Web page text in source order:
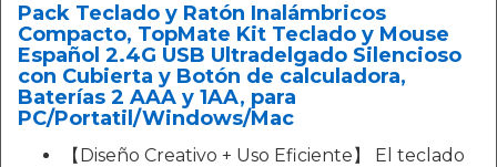
Pack Teclado y Ratón Inalámbricos
Compacto, TopMate Kit Teclado y Mouse
Español 2.4G USB Ultradelgado Silencioso
con Cubierta y Botón de calculadora,
Baterías 2 AAA y 1AA, para
PC/Portatil/Windows/Mac
【Diseño Creativo + Uso Eficiente】 El teclado